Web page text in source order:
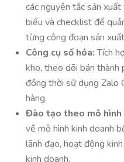
các nguyên tắc sản
biểu và checklist để
từng công đoạn sản
Công cụ số hóa:Tích
kho, theo dõi bán thành
đồng thời sử dụng Zalo
hàng.
Đào tạo theo mô hình
về mô hình kinh doanh
lãnh đạo, hoạt động
kinh doanh.